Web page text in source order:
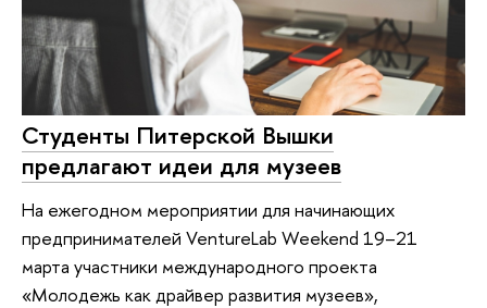
Студенты Питерской Вышки
предлагают идеи для музеев
На ежегодном мероприятии для начинающих
предпринимателей VentureLab Weekend 19–21
марта участники международного проекта
«Молодежь как драйвер развития музеев»,